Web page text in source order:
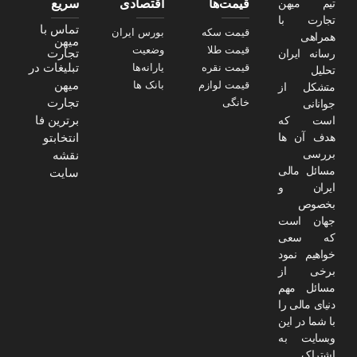
تیم میهن
تجارت با
همراهی
رسانه ایران
تحلیل
متشکل از
جوانانی
است که
هدف آن ها
بررسی
مسائل مالی
ایران و
بخصوص
جهان است
که سعی
خواهیم نمود
برخی از
مسائل مهم
دنیای مالی را
با شما در این
وبسایت به
قیمت‌ها
قیمت سکه
قیمت طلا
قیمت نقره
قیمت لوازم
خانگی
اقتصادی
بورس ایران
وضعیت
یارانه‌ها
بانک ها
سریع
تماس با
میهن
تجارت
تبلیغات در
میهن
تجارت
برترین فا
انتخابتو
نقشه
سایت